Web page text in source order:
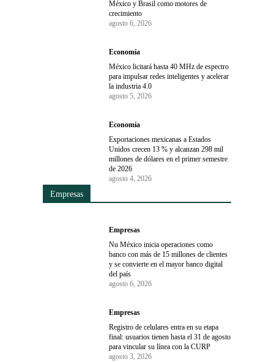
México y Brasil como motores de
crecimiento
agosto 6, 2026
Economía
México licitará hasta 40 MHz de espectro
para impulsar redes inteligentes y acelerar
la industria 4.0
agosto 5, 2026
Economía
Exportaciones mexicanas a Estados
Unidos crecen 13 % y alcanzan 298 mil
millones de dólares en el primer semestre
de 2026
agosto 4, 2026
Empresas
Empresas
Nu México inicia operaciones como
banco con más de 15 millones de clientes
y se convierte en el mayor banco digital
del país
agosto 6, 2026
Empresas
Registro de celulares entra en su etapa
final: usuarios tienen hasta el 31 de agosto
para vincular su línea con la CURP
agosto 3, 2026